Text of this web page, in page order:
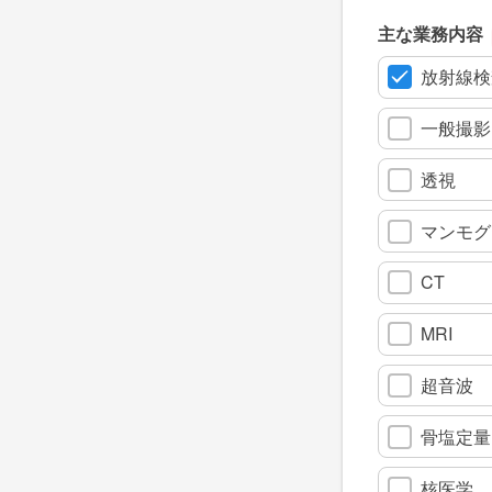
主な業務内容
放射線
一般撮影
透視
マンモ
CT
MRI
超音波
骨塩定量